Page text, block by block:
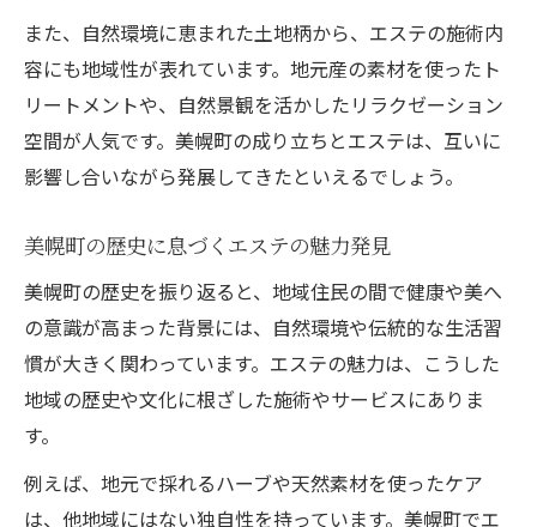
また、自然環境に恵まれた土地柄から、エステの施術内
容にも地域性が表れています。地元産の素材を使ったト
リートメントや、自然景観を活かしたリラクゼーション
空間が人気です。美幌町の成り立ちとエステは、互いに
影響し合いながら発展してきたといえるでしょう。
美幌町の歴史に息づくエステの魅力発見
美幌町の歴史を振り返ると、地域住民の間で健康や美へ
の意識が高まった背景には、自然環境や伝統的な生活習
慣が大きく関わっています。エステの魅力は、こうした
地域の歴史や文化に根ざした施術やサービスにありま
す。
例えば、地元で採れるハーブや天然素材を使ったケア
は、他地域にはない独自性を持っています。美幌町でエ